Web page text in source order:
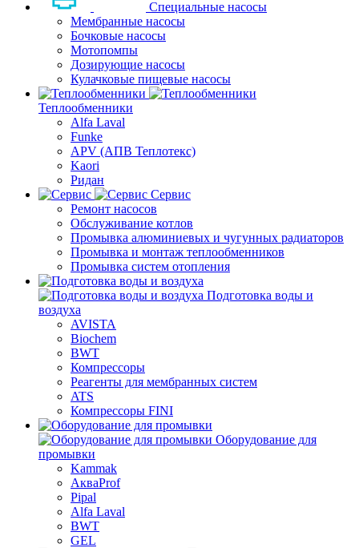
Специальные насосы
Мембранные насосы
Бочковые насосы
Мотопомпы
Дозирующие насосы
Кулачковые пищевые насосы
Теплообменники
Alfa Laval
Funke
APV (АПВ Теплотекс)
Kaori
Ридан
Сервис
Ремонт насосов
Обслуживание котлов
Промывка алюминиевых и чугунных радиаторов
Промывка и монтаж теплообменников
Промывка систем отопления
Подготовка воды и
воздуха
AVISTA
Biochem
BWT
Компрессоры
Реагенты для мембранных систем
ATS
Компрессоры FINI
Оборудование для
промывки
Kammak
АкваProf
Pipal
Alfa Laval
BWT
GEL